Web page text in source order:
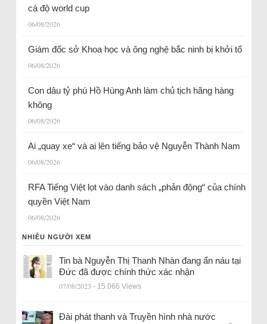
cá độ world cup
06/08/2026
Giám đốc sở Khoa học và ông nghệ bắc ninh bị khởi tố
06/08/2026
Con dâu tỷ phú Hồ Hùng Anh làm chủ tịch hãng hàng
không
06/08/2026
Ai „quay xe“ và ai lên tiếng bảo vệ Nguyễn Thành Nam
06/08/2026
RFA Tiếng Việt lọt vào danh sách „phản động“ của chính
quyền Việt Nam
06/08/2026
NHIỀU NGƯỜI XEM
Tin bà Nguyễn Thị Thanh Nhàn đang ẩn náu tại
Đức đã được chính thức xác nhận
07/08/2023 - 15.066 Views
Đài phát thanh và Truyền hình nhà nước